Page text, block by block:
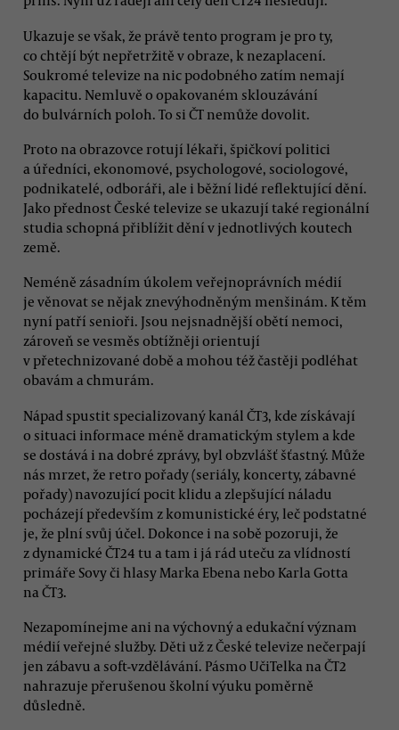
Ukazuje se však, že právě tento program je pro ty,
co chtějí být nepřetržitě v obraze, k nezaplacení.
Soukromé televize na nic podobného zatím nemají
kapacitu. Nemluvě o opakovaném sklouzávání
do bulvárních poloh. To si ČT nemůže dovolit.
Proto na obrazovce rotují lékaři, špičkoví politici
a úředníci, ekonomové, psychologové, sociologové,
podnikatelé, odboráři, ale i běžní lidé reflektující dění.
Jako přednost České televize se ukazují také regionální
studia schopná přiblížit dění v jednotlivých koutech
země.
Neméně zásadním úkolem veřejnoprávních médií
je věnovat se nějak znevýhodněným menšinám. K těm
nyní patří senioři. Jsou nejsnadnější obětí nemoci,
zároveň se vesměs obtížněji orientují
v přetechnizované době a mohou též častěji podléhat
obavám a chmurám.
Nápad spustit specializovaný kanál ČT3, kde získávají
o situaci informace méně dramatickým stylem a kde
se dostává i na dobré zprávy, byl obzvlášť šťastný. Může
nás mrzet, že retro pořady (seriály, koncerty, zábavné
pořady) navozující pocit klidu a zlepšující náladu
pocházejí především z komunistické éry, leč podstatné
je, že plní svůj účel. Dokonce i na sobě pozoruji, že
z dynamické ČT24 tu a tam i já rád uteču za vlídností
primáře Sovy či hlasy Marka Ebena nebo Karla Gotta
na ČT3.
Nezapomínejme ani na výchovný a edukační význam
médií veřejné služby. Děti už z České televize nečerpají
jen zábavu a soft-vzdělávání. Pásmo UčiTelka na ČT2
nahrazuje přerušenou školní výuku poměrně
důsledně.